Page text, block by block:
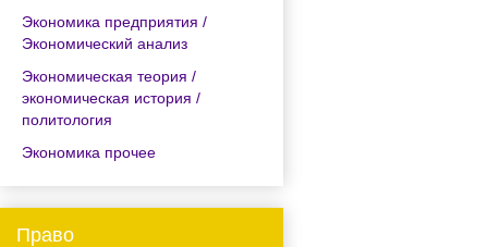
Экономика предприятия /
Экономический анализ
Экономическая теория /
экономическая история /
политология
Экономика прочее
Право